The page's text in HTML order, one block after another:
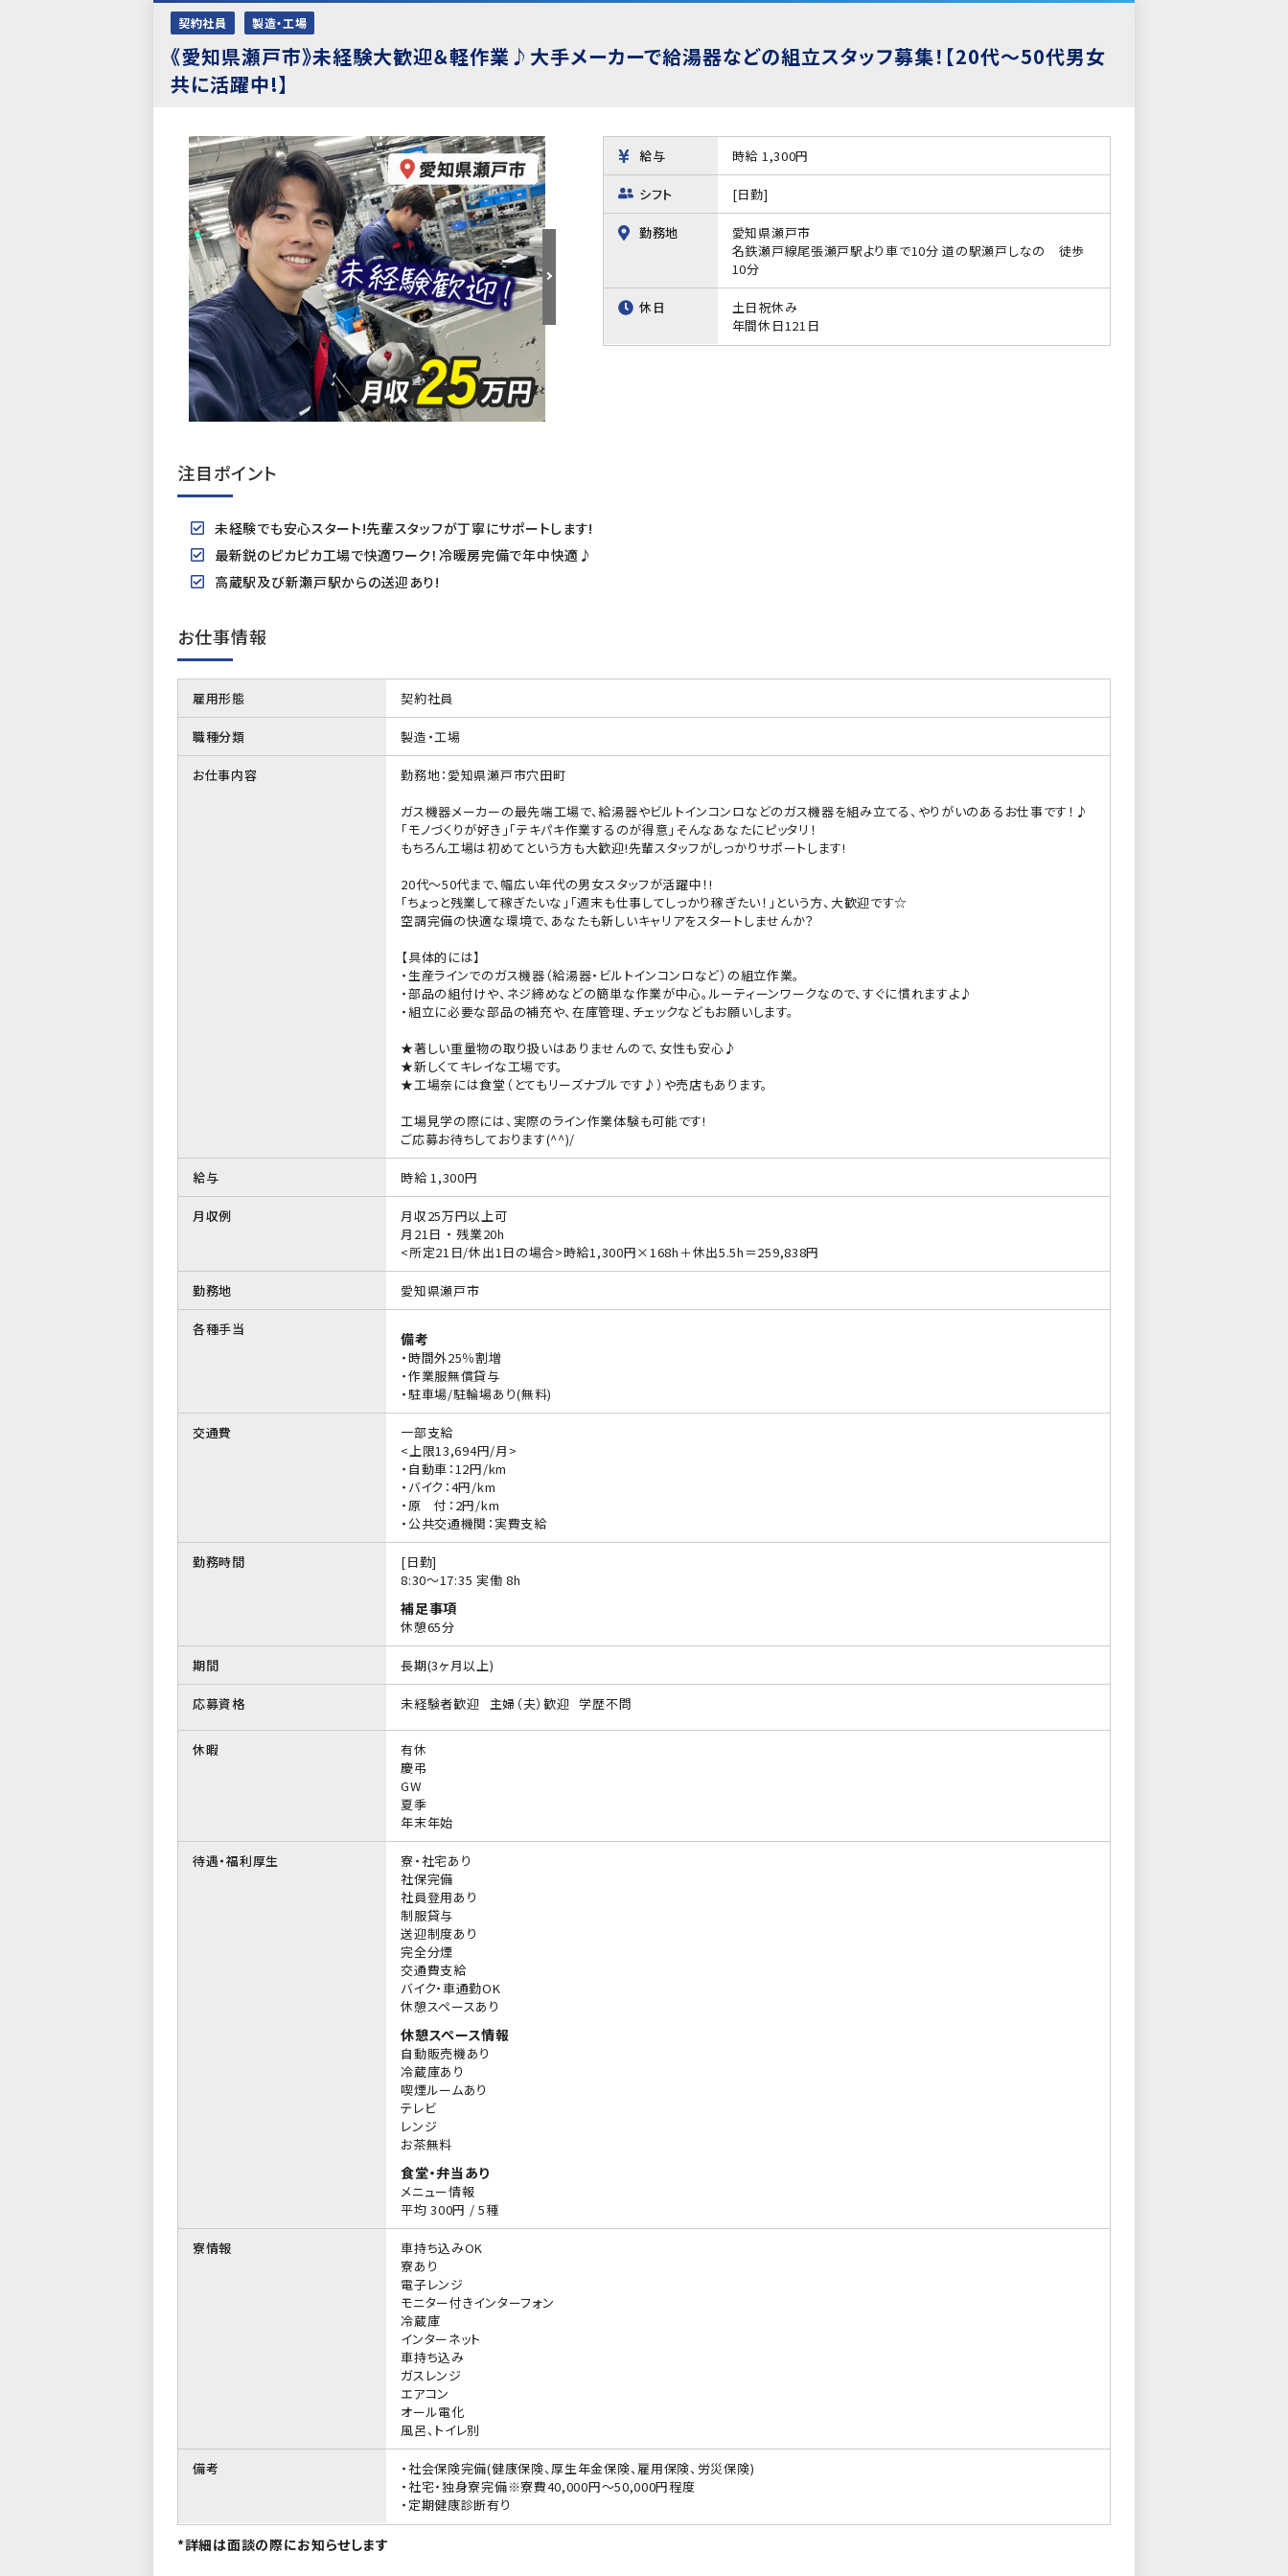
契約社員 製造・工場
《愛知県瀬戸市》未経験大歓迎＆軽作業♪大手メーカーで給湯器などの組立スタッフ募集！【20代～50代男女
共に活躍中!】
給与 時給 1,300円
シフト [日勤]
勤務地
愛知県瀬戸市
名鉄瀬戸線尾張瀬戸駅より車で10分 道の駅瀬戸しなの 徒歩
10分
休日
土日祝休み
年間休日121日
注目ポイント
未経験でも安心スタート!先輩スタッフが丁寧にサポートします!
最新鋭のピカピカ工場で快適ワーク！冷暖房完備で年中快適♪
高蔵駅及び新瀬戸駅からの送迎あり!
お仕事情報
雇用形態 契約社員
職種分類 製造・工場
お仕事内容
勤務地：愛知県瀬戸市穴田町
ガス機器メーカーの最先端工場で、給湯器やビルトインコンロなどのガス機器を組み立てる、やりがいのあるお仕事です！♪
「モノづくりが好き」「テキパキ作業するのが得意」そんなあなたにピッタリ！
もちろん工場は初めてという方も大歓迎!先輩スタッフがしっかりサポートします!
20代～50代まで、幅広い年代の男女スタッフが活躍中！!
「ちょっと残業して稼ぎたいな」「週末も仕事してしっかり稼ぎたい！」という方、大歓迎です☆
空調完備の快適な環境で、あなたも新しいキャリアをスタートしませんか？
【具体的には】
・生産ラインでのガス機器（給湯器・ビルトインコンロなど）の組立作業。
・部品の組付けや、ネジ締めなどの簡単な作業が中心。ルーティーンワークなので、すぐに慣れますよ♪
・組立に必要な部品の補充や、在庫管理、チェックなどもお願いします。
★著しい重量物の取り扱いはありませんので、女性も安心♪
★新しくてキレイな工場です。
★工場奈には食堂（とてもリーズナブルです♪）や売店もあります。
工場見学の際には、実際のライン作業体験も可能です!
ご応募お待ちしております(^^)/
給与 時給 1,300円
月収例
月収25万円以上可
月21日 ・ 残業20h
<所定21日/休出1日の場合>時給1,300円×168h＋休出5.5h＝259,838円
勤務地 愛知県瀬戸市
各種手当
備考
・時間外25％割増
・作業服無償貸与
・駐車場/駐輪場あり(無料)
交通費
一部支給
<上限13,694円/月>
・自動車：12円/km
・バイク：4円/km
・原 付：2円/km
・公共交通機関：実費支給
勤務時間
[日勤]
8:30〜17:35 実働 8h
補足事項
休憩65分
期間 長期(3ヶ月以上)
応募資格 未経験者歓迎 主婦（夫）歓迎 学歴不問
休暇
有休
慶弔
GW
夏季
年末年始
待遇・福利厚生
寮・社宅あり
社保完備
社員登用あり
制服貸与
送迎制度あり
完全分煙
交通費支給
バイク・車通勤OK
休憩スペースあり
休憩スペース情報
自動販売機あり
冷蔵庫あり
喫煙ルームあり
テレビ
レンジ
お茶無料
食堂・弁当あり
メニュー情報
平均 300円 / 5種
寮情報
車持ち込みOK
寮あり
電子レンジ
モニター付きインターフォン
冷蔵庫
インターネット
車持ち込み
ガスレンジ
エアコン
オール電化
風呂、トイレ別
備考
・社会保険完備(健康保険、厚生年金保険、雇用保険、労災保険)
・社宅・独身寮完備※寮費40,000円～50,000円程度
・定期健康診断有り
*詳細は面談の際にお知らせします